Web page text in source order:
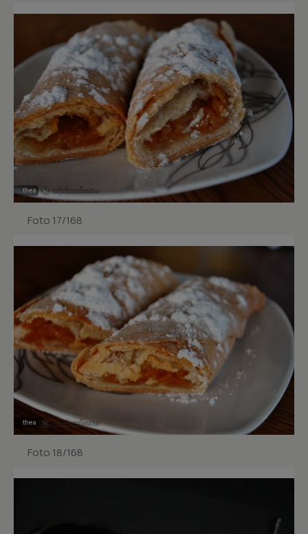
Foto 17/168
Foto 18/168